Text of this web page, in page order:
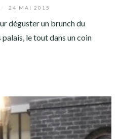
24 MAI 2015
déguster un brunch du
le tout dans un coin